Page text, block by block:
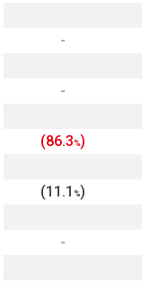
-
-
(86.3%)
(11.1%)
-